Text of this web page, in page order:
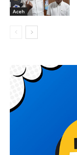
Aceh